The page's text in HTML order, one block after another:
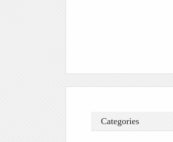
Categories